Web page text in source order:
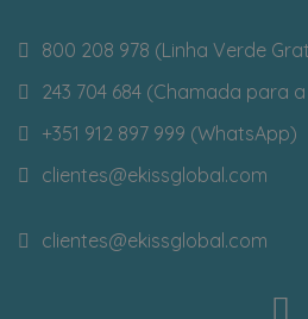
800 208 978 (Linha Verde
243 704 684 (Chamada para
+351 912 897 999 (WhatsApp)
clientes@ekissglobal.com
clientes@ekissglobal.com